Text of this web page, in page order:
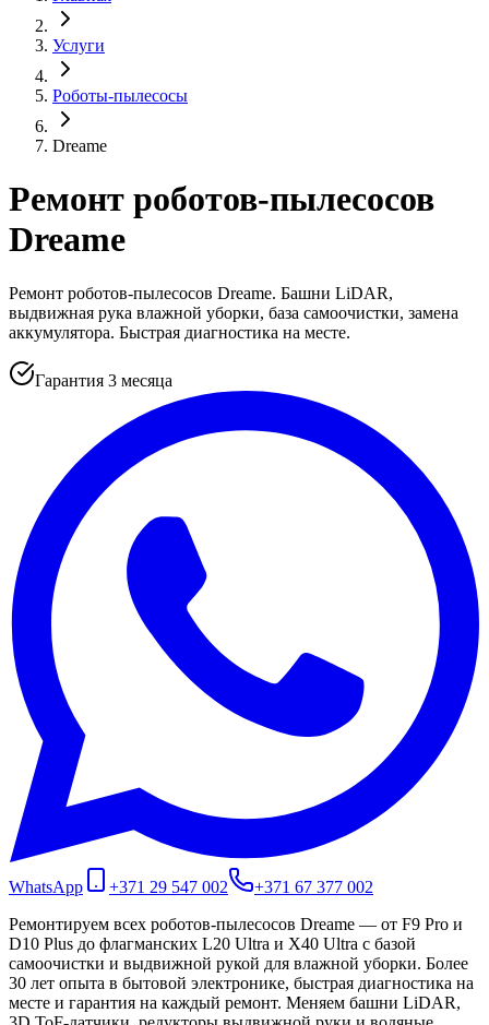
Услуги
Роботы-пылесосы
Dreame
Ремонт роботов-пылесосов
Dreame
Ремонт роботов-пылесосов Dreame. Башни LiDAR,
выдвижная рука влажной уборки, база самоочистки, замена
аккумулятора. Быстрая диагностика на месте.
Гарантия 3 месяца
WhatsApp +371 29 547 002
+371 67 377 002
Ремонтируем всех роботов-пылесосов Dreame — от F9 Pro и
D10 Plus до флагманских L20 Ultra и X40 Ultra с базой
самоочистки и выдвижной рукой для влажной уборки. Более
30 лет опыта в бытовой электронике, быстрая диагностика на
месте и гарантия на каждый ремонт. Меняем башни LiDAR,